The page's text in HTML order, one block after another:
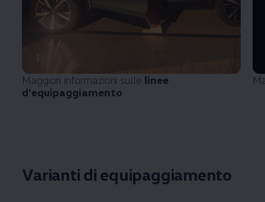
1
Maggiori informazioni sulle linee
d’equipaggiamento
Varianti di equipaggiamento